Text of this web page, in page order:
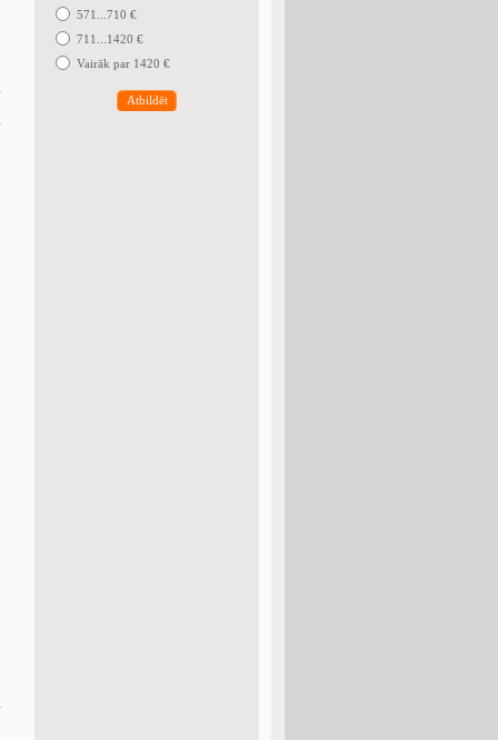
571...710 €
711...1420 €
Vairāk par 1420 €
Atbildēt